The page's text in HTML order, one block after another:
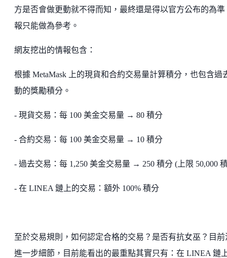
方是否會做更動就不得而知，最終還是得以官方公布的為準
報只能做為參考。
網友挖出的情報包含：
根據 MetaMask 上的現貨和合約交易量計算積分，也包含過
動的獎勵積分。
- 現貨交易：每 100 美金交易量 → 80 積分
- 合約交易：每 100 美金交易量 → 10 積分
- 過去交易：每 1,250 美金交易量 → 250 積分 (上限 50,000
- 在 LINEA 鏈上的交易：額外 100% 積分
至於交易規則，如何認定合格的交易？是否有抗女巫？目前
進一步細節，目前能看出的最重點其實只有：在 LINEA 鏈